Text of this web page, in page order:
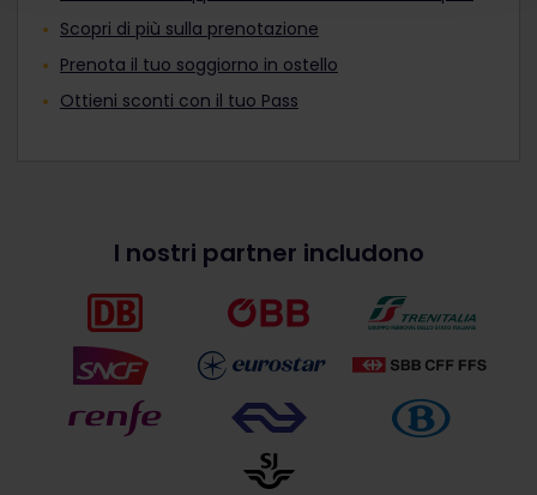
Scopri di più sulla prenotazione
Prenota il tuo soggiorno in ostello
Ottieni sconti con il tuo Pass
I nostri partner includono